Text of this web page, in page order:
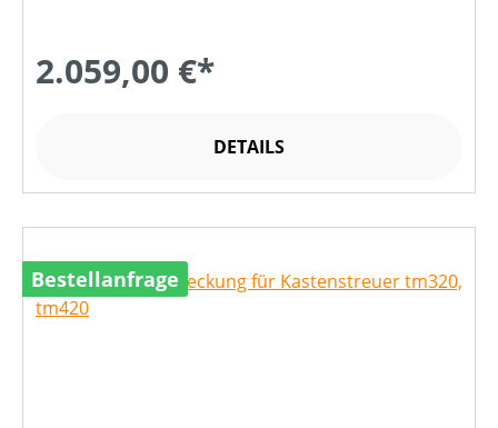
2.059,00 €*
DETAILS
Bestellanfrage